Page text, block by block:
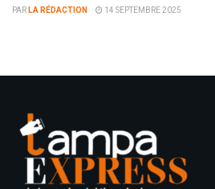
PARLA RÉDACTION 14 SEPTEMBRE 2025